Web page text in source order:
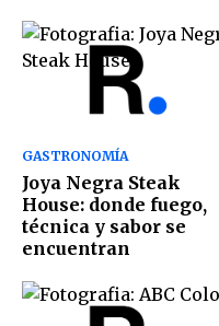
GASTRONOMÍA
Joya Negra Steak
House: donde fuego,
técnica y sabor se
encuentran